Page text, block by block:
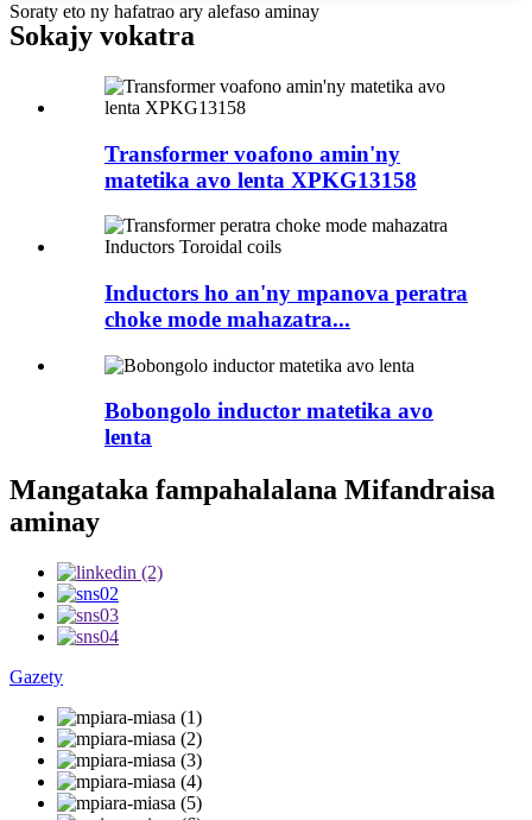
Soraty eto ny hafatrao ary alefaso aminay
Sokajy vokatra
Transformer voafono amin'ny
matetika avo lenta XPKG13158
Inductors ho an'ny mpanova peratra
choke mode mahazatra...
Bobongolo inductor matetika avo
lenta
Mangataka fampahalalana Mifandraisa
aminay
Gazety